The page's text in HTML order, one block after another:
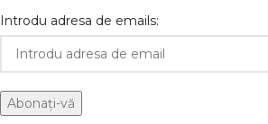
Introdu adresa de emails: